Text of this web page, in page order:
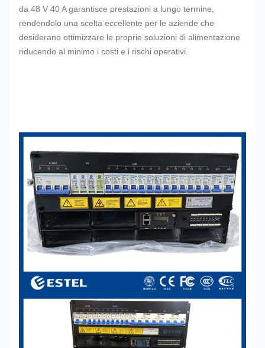
da 48 V 40 A garantisce prestazioni a lungo termine,
rendendolo una scelta eccellente per le aziende che
desiderano ottimizzare le proprie soluzioni di alimentazione
riducendo al minimo i costi e i rischi operativi.